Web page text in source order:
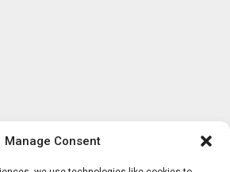
Manage Consent